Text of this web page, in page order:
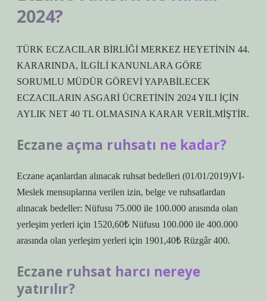
2024?
TÜRK ECZACILAR BİRLİĞİ MERKEZ HEYETİNİN 44.
KARARINDA, İLGİLİ KANUNLARA GÖRE
SORUMLU MÜDÜR GÖREVİ YAPABİLECEK
ECZACILARIN ASGARİ ÜCRETİNİN 2024 YILI İÇİN
AYLIK NET 40 TL OLMASINA KARAR VERİLMİŞTİR.
Eczane açma ruhsatı ne kadar?
Eczane açanlardan alınacak ruhsat bedelleri (01/01/2019)VI-
Meslek mensuplarına verilen izin, belge ve ruhsatlardan
alınacak bedeller: Nüfusu 75.000 ile 100.000 arasında olan
yerleşim yerleri için 1520,60₺ Nüfusu 100.000 ile 400.000
arasında olan yerleşim yerleri için 1901,40₺ Rüzgâr 400.
Eczane ruhsat harcı nereye
yatırılır?